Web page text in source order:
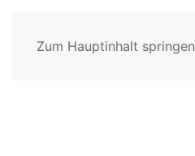
Zum Hauptinhalt springen